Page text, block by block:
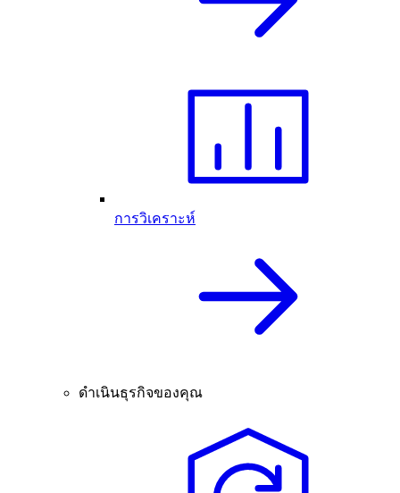
การวิเคราะห์
ดำเนินธุรกิจของคุณ